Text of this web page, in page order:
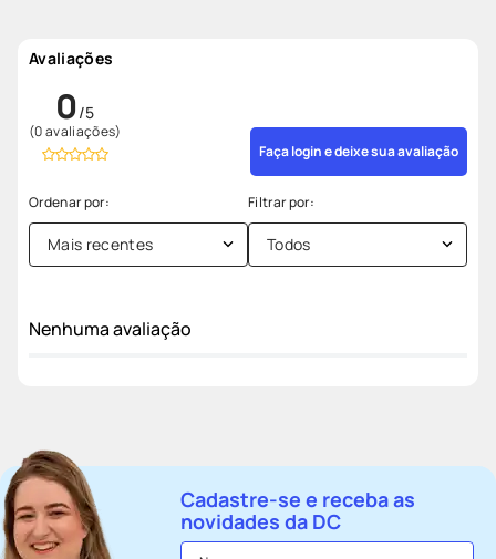
Avaliações
0
(0 avaliações)
Faça login e deixe sua avaliação
Mais recentes Todos
Nenhuma avaliação
Cadastre-se e receba as
novidades da DC